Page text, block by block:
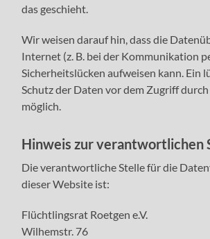
das geschieht.
Wir weisen darauf hin, dass die
Internet (z. B. bei der Kommunikation
Sicherheitslücken aufweisen kann. Ein
Schutz der Daten vor dem Zugriff
möglich.
Hinweis zur verantwortlichen
Die verantwortliche Stelle für die
dieser Website ist:
Flüchtlingsrat Roetgen e.V.
Wilhemstr. 76